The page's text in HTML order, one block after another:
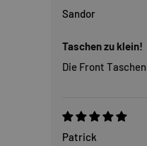
Sandor
Taschen zu klein!
Die Front
Patrick